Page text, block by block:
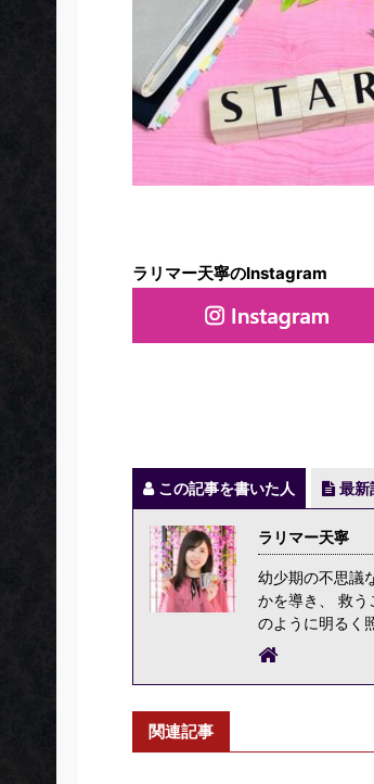
ラリマー天寧のInstagram
この記事を書いた人 最新
ラリマー天寧
幼少期の不思議
かを導き、 救う
のように明るく
関連記事